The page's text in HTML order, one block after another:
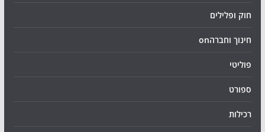
חוק ופלילים
חינוך וחברהon
פוליטי
ספורט
רכילות